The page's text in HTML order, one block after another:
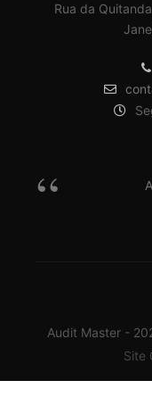
Rua da
Audit Master -
Site